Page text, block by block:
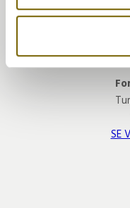
information som du
samlat in när du har
SE